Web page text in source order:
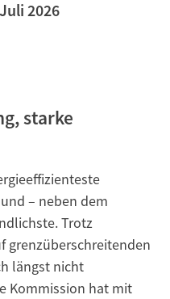
2026
starke
– neben dem
Trotz
grenzüberschreitenden
längst nicht
Kommission hat mit